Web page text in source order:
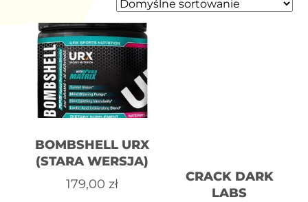
BOMBSHELL URX
(STARA WERSJA)
179,00zł
CRACK DARK
LABS